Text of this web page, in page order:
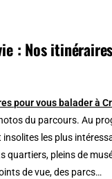
: Nos itinéraires
pour vous balader à
du parcours. Au
insolites les plus
quartiers, pleins de
de vue, des parcs…